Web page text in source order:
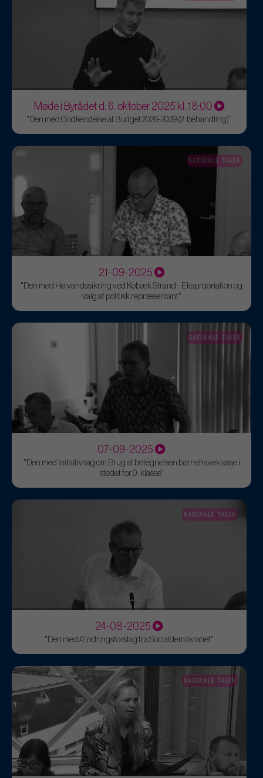
Møde i Byrådet d. 6. oktober 2025 kl. 18:00
"Den med Godkendelse af Budget 2026-2029 (2. behandling)"
RADIKALE TALER
21-09-2025
"Den med Højvandssikring ved Kobæk Strand - Ekspropriation og
valg af politisk repræsentant"
RADIKALE TALER
07-09-2025
"Den med Initaitivsag om Brug af betegnelsen børnehaveklasse i
stedet for 0. klasse"
RADIKALE TALER
24-08-2025
"Den med Ændringsforslag fra Socialdemokratiet"
RADIKALE TALER